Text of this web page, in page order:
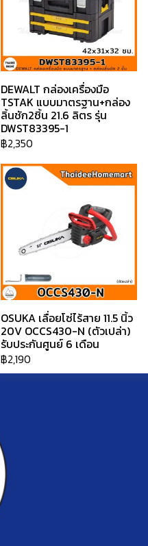
DEWALT กล่องเครื่องมือ
TSTAK แบบมาตรฐาน+กล่อง
ลิ้นชัก2ชิ้น 21.6 ลิตร รุ่น
DWST83395-1
฿2,350
OSUKA เลื่อยโซ่ไร้สาย 11.5 นิ้ว
20V OCCS430-N (ตัวเปล่า)
รับประกันศูนย์ 6 เดือน
฿2,190